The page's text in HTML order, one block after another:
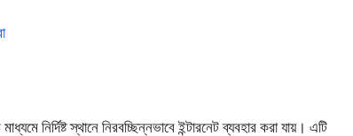
নির্দিষ্ট স্থানে নিরবচ্ছিন্নভাবে ইন্টারনেট ব্যবহার করা যায়। এটি